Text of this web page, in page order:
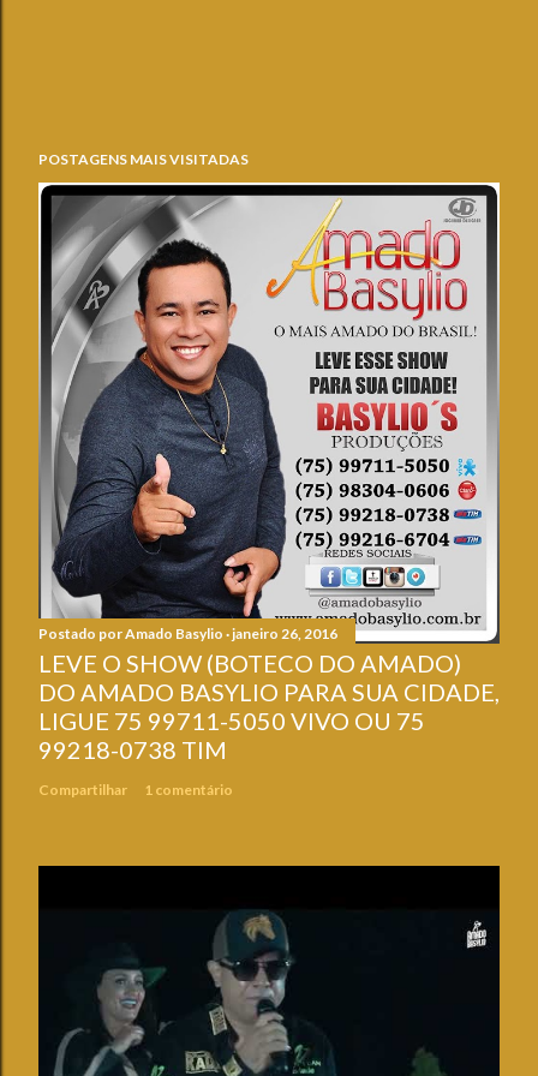
POSTAGENS MAIS VISITADAS
Postado porAmado Basylio janeiro 26, 2016
LEVE O SHOW (BOTECO DO AMADO)
DO AMADO BASYLIO PARA SUA CIDADE,
LIGUE 75 99711-5050 VIVO OU 75
99218-0738 TIM
Compartilhar 1 comentário